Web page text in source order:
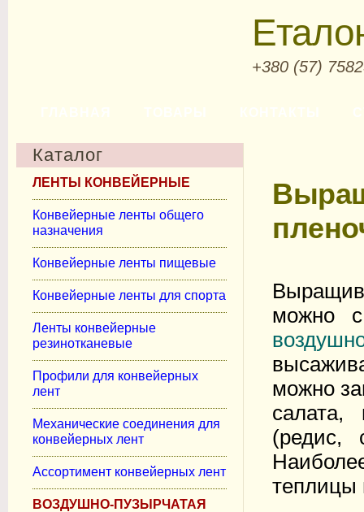
+380 (57)
можно
можно
салата,
(редис,
теплицы
Каталог
ЛЕНТЫ КОНВЕЙЕРНЫЕ
Конвейерные ленты общего
назначения
Конвейерные ленты пищевые
Конвейерные ленты для спорта
Ленты конвейерные
резинотканевые
Профили для конвейерных
лент
Механические соединения для
конвейерных лент
Ассортимент конвейерных лент
ВОЗДУШНО-ПУЗЫРЧАТАЯ